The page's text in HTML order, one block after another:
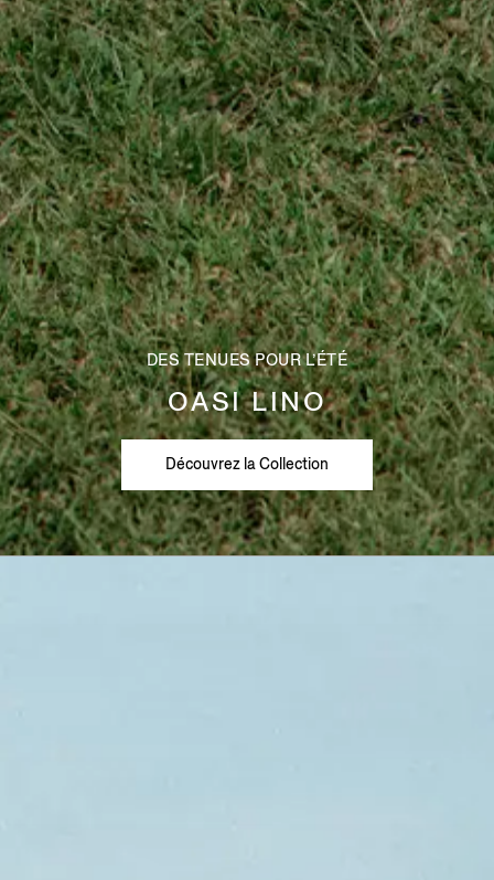
DES TENUES POUR L’ÉTÉ
OASI LINO
Découvrez la Collection